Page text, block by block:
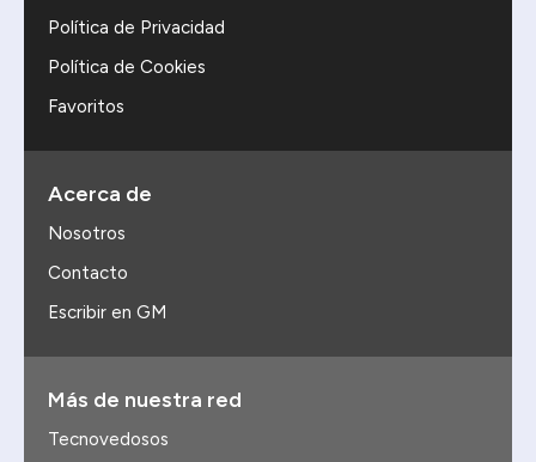
Política de Privacidad
Política de Cookies
Favoritos
Acerca de
Nosotros
Contacto
Escribir en GM
Más de nuestra red
Tecnovedosos